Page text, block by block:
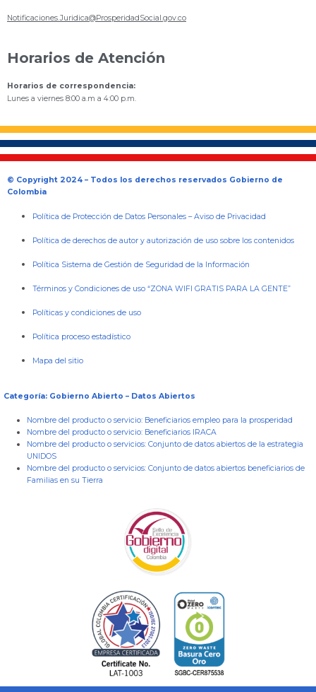
Notificaciones.Juridica@ProsperidadSocial.gov.co
Horarios de Atención
Horarios de correspondencia:
Lunes a viernes 8:00 a.m a 4:00 p.m.
© Copyright 2024 – Todos los derechos reservados Gobierno de
Colombia
Política de Protección de Datos Personales –Aviso de Privacidad
Política de derechos de autor y autorización de uso sobre los contenidos
Política Sistema de Gestión de Seguridad de la Información
Términos y Condiciones de uso “ZONA WIFI GRATIS PARA LA GENTE”
Políticas y condiciones de uso
Política proceso estadístico
Mapa del sitio
Categoría: Gobierno Abierto – Datos Abiertos
Nombre del producto o servicio: Beneficiarios empleo para la prosperidad
Nombre del producto o servicio: Beneficiarios IRACA
Nombre del producto o servicios: Conjunto de datos abiertos de la estrategia
UNIDOS
Nombre del producto o servicios: Conjunto de datos abiertos beneficiarios de
Familias en su Tierra